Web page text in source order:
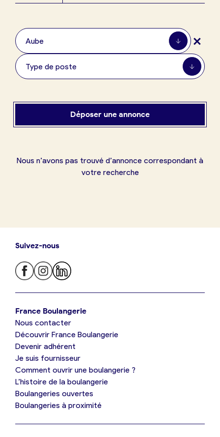
Je trouve ma boulangerie
Je suis boulanger
Je découvre France Boulangerie
Mes tarifs
ma
Je crée mon compte Connexion
Aube +
Type de poste
Déposer une annonce
Nous n’avons pas trouvé d’annonce correspondant à
votre recherche
Suivez-nous
France Boulangerie
Nous contacter
Découvrir France Boulangerie
Devenir adhérent
Je suis fournisseur
Comment ouvrir une boulangerie ?
L’histoire de la boulangerie
Boulangeries ouvertes
Boulangeries à proximité